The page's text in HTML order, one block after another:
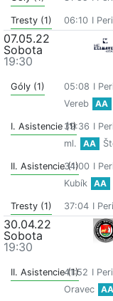
Tresty (1) 06:10 I
07.05.22
Sobota
19:30
Góly (1) 05:08 I
Vereb
AA
I. Asistencie (1)39:36 I
ml.
AA
II. Asistencie (1)
34:00 I
Kubík
AA
Tresty (1) 37:04 I
30.04.22
Sobota
19:30
II. Asistencie (1)
41:52 I
Oravec
AA